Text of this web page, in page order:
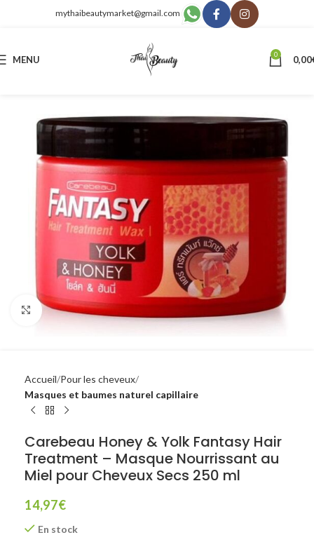
mythaibeautymarket@gmail.com
MENU 0 0,00
Click to enlarge
Accueil Pour les cheveux
Masques et baumes naturel capillaire
Carebeau Honey & Yolk Fantasy Hair
Treatment – Masque Nourrissant au
Miel pour Cheveux Secs 250 ml
14,97€
En stock